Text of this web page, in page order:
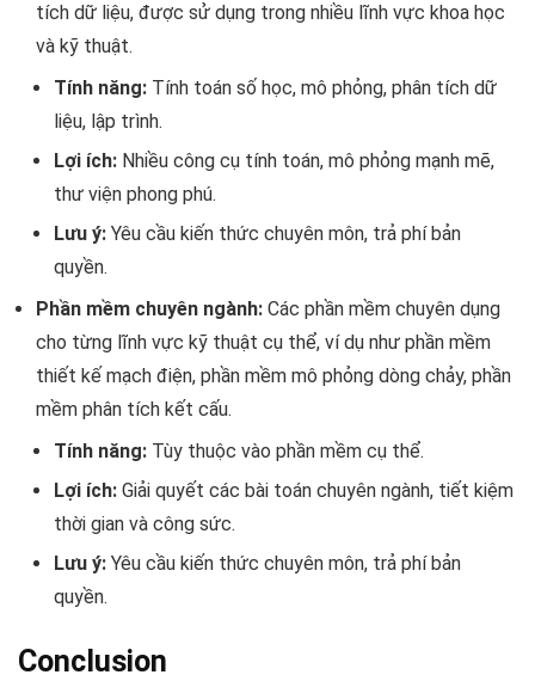
tích dữ liệu, được sử dụng trong nhiều lĩnh vực khoa học
và kỹ thuật.
Tính năng: Tính toán số học, mô phỏng, phân tích dữ
liệu, lập trình.
Lợi ích: Nhiều công cụ tính toán, mô phỏng mạnh mẽ,
thư viện phong phú.
Lưu ý: Yêu cầu kiến thức chuyên môn, trả phí bản
quyền.
Phần mềm chuyên ngành: Các phần mềm chuyên dụng
cho từng lĩnh vực kỹ thuật cụ thể, ví dụ như phần mềm
thiết kế mạch điện, phần mềm mô phỏng dòng chảy, phần
mềm phân tích kết cấu.
Tính năng: Tùy thuộc vào phần mềm cụ thể.
Lợi ích: Giải quyết các bài toán chuyên ngành, tiết kiệm
thời gian và công sức.
Lưu ý: Yêu cầu kiến thức chuyên môn, trả phí bản
quyền.
Conclusion